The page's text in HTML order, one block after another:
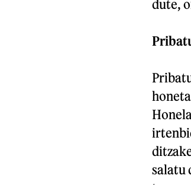
dute,
salatu